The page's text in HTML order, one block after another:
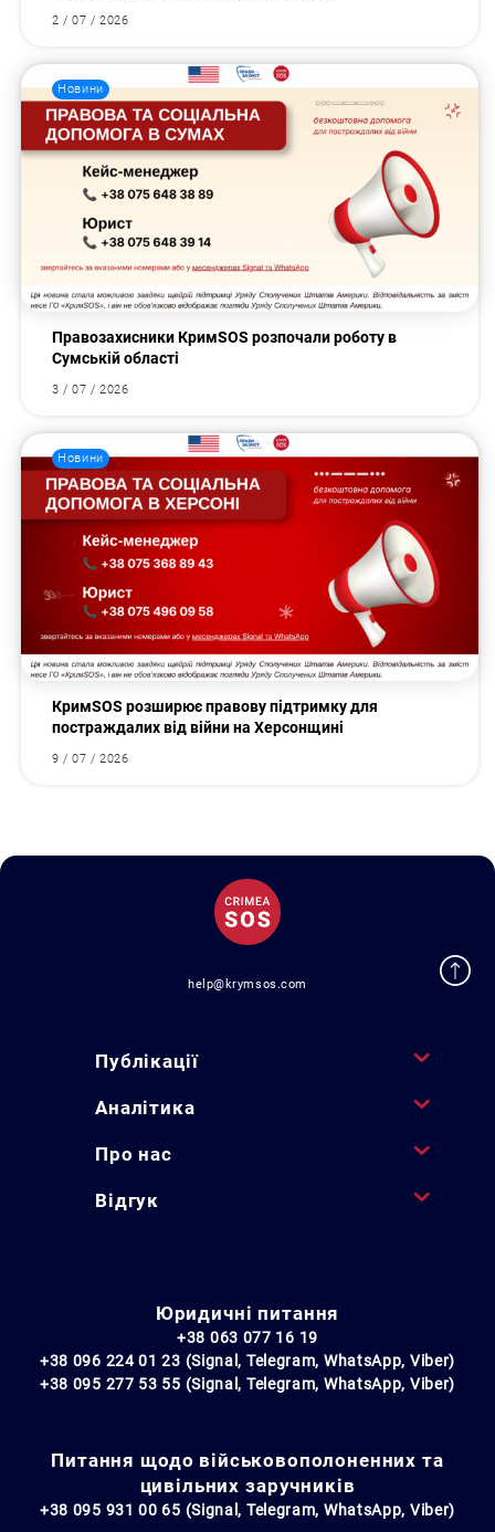
2 / 07 / 2026
Новини
Правозахисники КримSOS розпочали роботу в
Сумській області
3 / 07 / 2026
Новини
КримSOS розширює правову підтримку для
постраждалих від війни на Херсонщині
9 / 07 / 2026
help@krymsos.com
Публікації
Аналітика
Про нас
Відгук
Юридичні питання
+38 063 077 16 19
+38 096 224 01 23 (Signal, Telegram, WhatsApp, Viber)
+38 095 277 53 55 (Signal, Telegram, WhatsApp, Viber)
Питання щодо військовополоненних та
цивільних заручників
+38 095 931 00 65 (Signal, Telegram, WhatsApp, Viber)